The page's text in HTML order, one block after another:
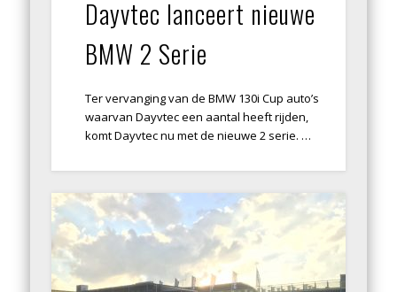
Dayvtec lanceert nieuwe
BMW 2 Serie
Ter vervanging van de BMW 130i Cup auto’s
waarvan Dayvtec een aantal heeft rijden,
komt Dayvtec nu met de nieuwe 2 serie. …